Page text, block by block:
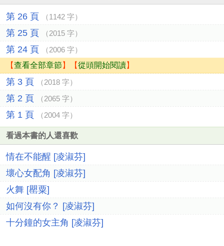
第 26 頁 （1142 字）
第 25 頁 （2015 字）
第 24 頁 （2006 字）
【查看全部章節 】【從頭開始閱讀】
第 3 頁 （2018 字）
第 2 頁 （2065 字）
第 1 頁 （2004 字）
看過本書的人還喜歡
情在不能醒 [凌淑芬]
壞心女配角 [凌淑芬]
火舞 [罌粟]
如何沒有你？ [凌淑芬]
十分鐘的女主角 [凌淑芬]